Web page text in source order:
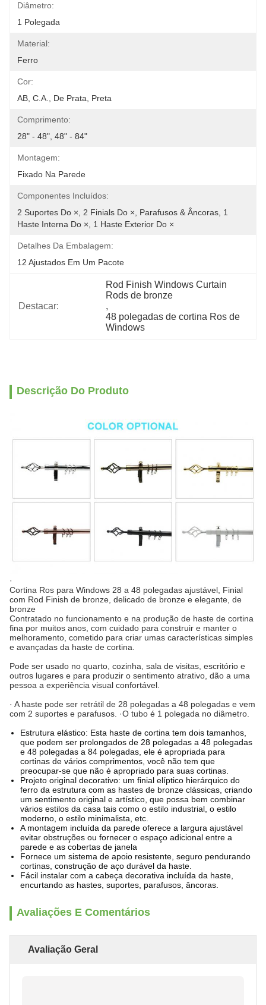
Diâmetro:
1 Polegada
Material:
Ferro
Cor:
AB, C.A., De Prata, Preta
Comprimento:
28" - 48", 48" - 84"
Montagem:
Fixado Na Parede
Componentes Incluídos:
2 Suportes Do ×, 2 Finials Do ×, Parafusos & Âncoras, 1
Haste Interna Do ×, 1 Haste Exterior Do ×
Detalhes Da Embalagem:
12 Ajustados Em Um Pacote
Destacar:
Rod Finish Windows Curtain
Rods de bronze
,
48 polegadas de cortina Ros de
Windows
Descrição Do Produto
·
Cortina Ros para Windows 28 a 48 polegadas ajustável, Finial
com Rod Finish de bronze, delicado de bronze e elegante, de
bronze
Contratado no funcionamento e na produção de haste de cortina
fina por muitos anos, com cuidado para construir e manter o
melhoramento, cometido para criar umas características simples
e avançadas da haste de cortina.
Pode ser usado no quarto, cozinha, sala de visitas, escritório e
outros lugares e para produzir o sentimento atrativo, dão a uma
pessoa a experiência visual confortável.
· A haste pode ser retrátil de 28 polegadas a 48 polegadas e vem
com 2 suportes e parafusos. ·O tubo é 1 polegada no diâmetro.
Estrutura elástico: Esta haste de cortina tem dois tamanhos,
que podem ser prolongados de 28 polegadas a 48 polegadas
e 48 polegadas a 84 polegadas, ele é apropriada para
cortinas de vários comprimentos, você não tem que
preocupar-se que não é apropriado para suas cortinas.
Projeto original decorativo: um finial elíptico hierárquico do
ferro da estrutura com as hastes de bronze clássicas, criando
um sentimento original e artístico, que possa bem combinar
vários estilos da casa tais como o estilo industrial, o estilo
moderno, o estilo minimalista, etc.
A montagem incluída da parede oferece a largura ajustável
evitar obstruções ou fornecer o espaço adicional entre a
parede e as cobertas de janela
Fornece um sistema de apoio resistente, seguro pendurando
cortinas, construção de aço durável da haste.
Fácil instalar com a cabeça decorativa incluída da haste,
encurtando as hastes, suportes, parafusos, âncoras.
Avaliações E Comentários
Avaliação Geral